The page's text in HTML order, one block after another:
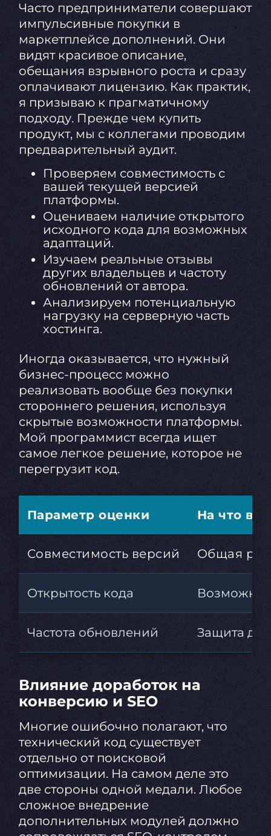
Часто предприниматели совершают
импульсивные покупки в
маркетплейсе дополнений. Они
видят красивое описание,
обещания взрывного роста и сразу
оплачивают лицензию. Как практик,
я призываю к прагматичному
подходу. Прежде чем купить
продукт, мы с коллегами проводим
предварительный аудит.
Проверяем совместимость с
вашей текущей версией
платформы.
Оцениваем наличие открытого
исходного кода для возможных
адаптаций.
Изучаем реальные отзывы
других владельцев и частоту
обновлений от автора.
Анализируем потенциальную
нагрузку на серверную часть
хостинга.
Иногда оказывается, что нужный
бизнес-процесс можно
реализовать вообще без покупки
стороннего решения, используя
скрытые возможности платформы.
Мой программист всегда ищет
самое легкое решение, которое не
перегрузит код.
Параметр оценки На что
Совместимость версий Общая
Открытость кода
Частота обновлений Защита
Влияние доработок на
конверсию и SEO
Многие ошибочно полагают, что
технический код существует
отдельно от поисковой
оптимизации. На самом деле это
две стороны одной медали. Любое
сложное внедрение
дополнительных модулей должно